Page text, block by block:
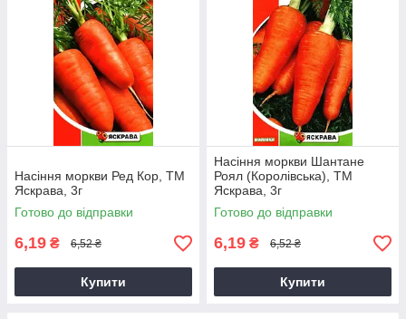
Насіння моркви Ред Кор, ТМ
Яскрава, 3г
Готово до відправки
6,19 ₴ 6,52 ₴
Купити
Насіння моркви Шантане
Роял (Королівська), ТМ
Яскрава, 3г
Готово до відправки
6,19 ₴ 6,52 ₴
Купити